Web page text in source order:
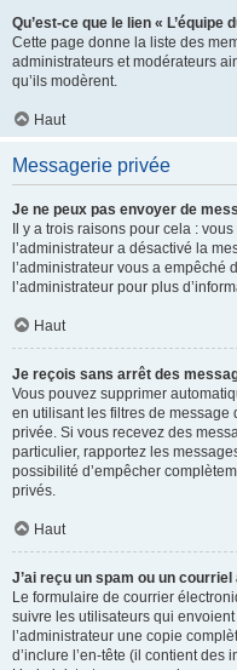
Qu’est-ce que le lien « L’équipe
Cette page donne la liste des
administrateurs et modérateurs
qu’ils modèrent.
Haut
Messagerie privée
Je ne peux pas envoyer de
Il y a trois raisons pour cela :
l’administrateur a désactivé la
l’administrateur vous a empêché
l’administrateur pour plus
Haut
Je reçois sans arrêt des
Vous pouvez supprimer
en utilisant les filtres de message
privée. Si vous recevez des
particulier, rapportez les
possibilité d’empêcher
privés.
Haut
J’ai reçu un spam ou un
Le formulaire de courrier
suivre les utilisateurs qui
l’administrateur une copie
d’inclure l’en-tête (il contient des